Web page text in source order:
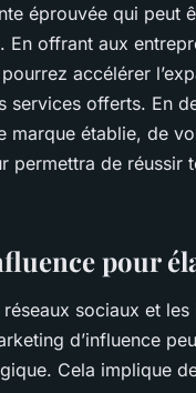
éprouvée qui peut
offrant aux
accélérer
offerts. En
marque établie, de
permettra de réussir
pour
réseaux sociaux et
d’influence
Cela implique